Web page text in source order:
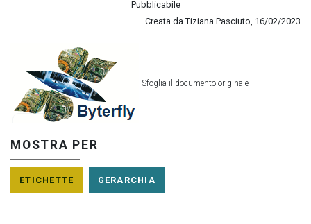
Pubblicabile
Creata da Tiziana Pasciuto, 16/02/2023
Sfoglia il documento originale
MOSTRA PER
ETICHETTE GERARCHIA